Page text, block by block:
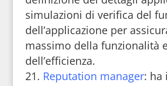
simulazioni di verifica del
dell’applicazione per
massimo della funzionalità
dell’efficienza.
Reputation manager: ha